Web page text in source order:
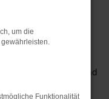
für
i10 und Sie fahren
Wir verstehen
und dieses Modell und
die aus einem
bei uns vor Ort
um die
Funktionalität